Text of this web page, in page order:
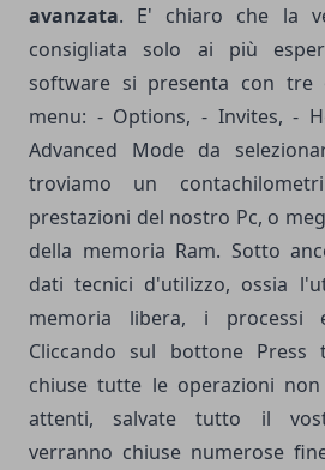
avanzata. E' chiaro che la
consigliata solo ai più
software si presenta con
menu: - Options, - Invites, -
Advanced Mode da
troviamo un
prestazioni del nostro Pc, o
della memoria Ram. Sotto
dati tecnici d'utilizzo, ossia
memoria libera, i processi
Cliccando sul bottone Press
chiuse tutte le operazioni
attenti, salvate tutto il
verranno chiuse numerose